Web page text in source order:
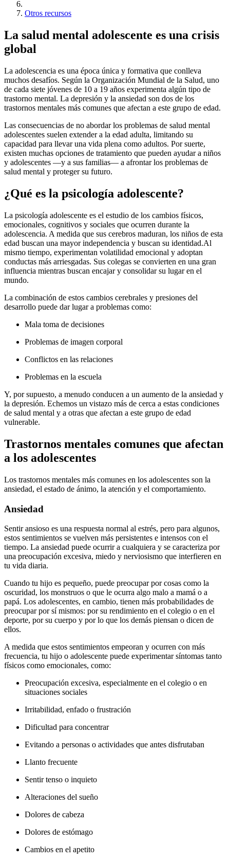
Otros recursos
La salud mental adolescente es una crisis
global
La adolescencia es una época única y formativa que conlleva
muchos desafíos. Según la Organización Mundial de la Salud, uno
de cada siete jóvenes de 10 a 19 años experimenta algún tipo de
trastorno mental. La depresión y la ansiedad son dos de los
trastornos mentales más comunes que afectan a este grupo de edad.
Las consecuencias de no abordar los problemas de salud mental
adolescentes suelen extender a la edad adulta, limitando su
capacidad para llevar una vida plena como adultos. Por suerte,
existen muchas opciones de tratamiento que pueden ayudar a niños
y adolescentes —y a sus familias— a afrontar los problemas de
salud mental y proteger su futuro.
¿Qué es la psicología adolescente?
La psicología adolescente es el estudio de los cambios físicos,
emocionales, cognitivos y sociales que ocurren durante la
adolescencia. A medida que sus cerebros maduran, los niños de esta
edad buscan una mayor independencia y buscan su identidad.Al
mismo tiempo, experimentan volatilidad emocional y adoptan
conductas más arriesgadas. Sus colegas se convierten en una gran
influencia mientras buscan encajar y consolidar su lugar en el
mundo.
La combinación de estos cambios cerebrales y presiones del
desarrollo puede dar lugar a problemas como:
Mala toma de decisiones
Problemas de imagen corporal
Conflictos en las relaciones
Problemas en la escuela
Y, por supuesto, a menudo conducen a un aumento de la ansiedad y
la depresión. Echemos un vistazo más de cerca a estas condiciones
de salud mental y a otras que afectan a este grupo de edad
vulnerable.
Trastornos mentales comunes que afectan
a los adolescentes
Los trastornos mentales más comunes en los adolescentes son la
ansiedad, el estado de ánimo, la atención y el comportamiento.
Ansiedad
Sentir ansioso es una respuesta normal al estrés, pero para algunos,
estos sentimientos se vuelven más persistentes e intensos con el
tiempo. La ansiedad puede ocurrir a cualquiera y se caracteriza por
una preocupación excesiva, miedo y nerviosismo que interfieren en
tu vida diaria.
Cuando tu hijo es pequeño, puede preocupar por cosas como la
oscuridad, los monstruos o que le ocurra algo malo a mamá o a
papá. Los adolescentes, en cambio, tienen más probabilidades de
preocupar por sí mismos: por su rendimiento en el colegio o en el
deporte, por su cuerpo y por lo que los demás piensan o dicen de
ellos.
A medida que estos sentimientos empeoran y ocurren con más
frecuencia, tu hijo o adolescente puede experimentar síntomas tanto
físicos como emocionales, como:
Preocupación excesiva, especialmente en el colegio o en
situaciones sociales
Irritabilidad, enfado o frustración
Dificultad para concentrar
Evitando a personas o actividades que antes disfrutaban
Llanto frecuente
Sentir tenso o inquieto
Alteraciones del sueño
Dolores de cabeza
Dolores de estómago
Cambios en el apetito